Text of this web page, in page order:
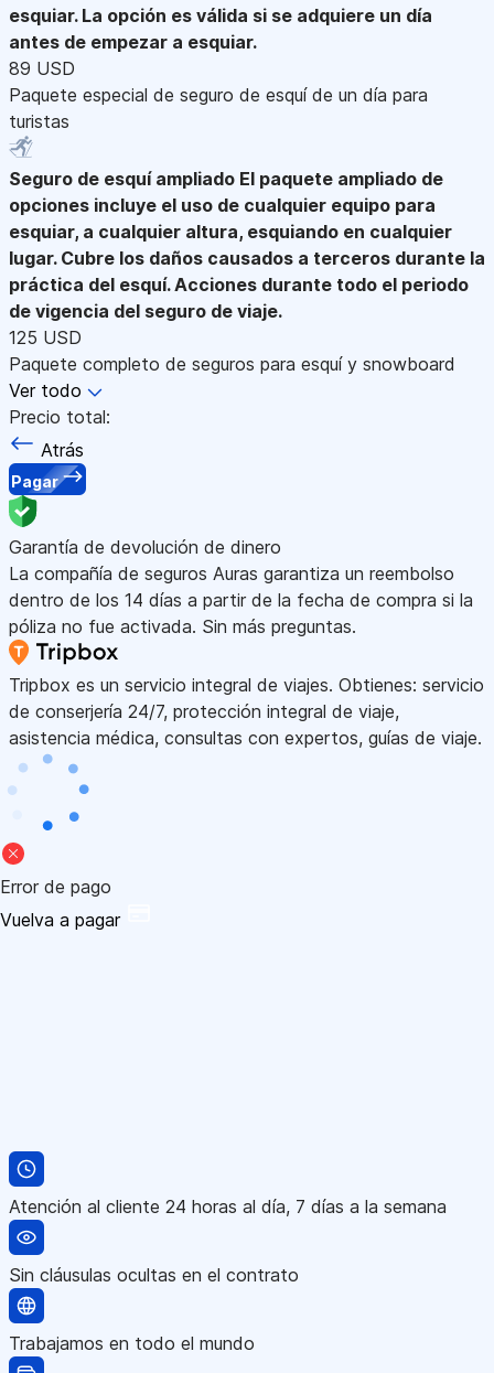
esquiar. La opción es válida si se adquiere un día
antes de empezar a esquiar.
89 USD
Paquete especial de seguro de esquí de un día para
turistas
Seguro de esquí ampliado El paquete ampliado de
opciones incluye el uso de cualquier equipo para
esquiar, a cualquier altura, esquiando en cualquier
lugar. Cubre los daños causados a terceros durante la
práctica del esquí. Acciones durante todo el periodo
de vigencia del seguro de viaje.
125 USD
Paquete completo de seguros para esquí y snowboard
Ver todo
Precio total:
Atrás
Pagar
Garantía de devolución de dinero
La compañía de seguros Auras garantiza un reembolso
dentro de los 14 días a partir de la fecha de compra si la
póliza no fue activada. Sin más preguntas.
Tripbox es un servicio integral de viajes. Obtienes: servicio
de conserjería 24/7, protección integral de viaje,
asistencia médica, consultas con expertos, guías de viaje.
Error de pago
Vuelva a pagar
Atención al cliente 24 horas al día, 7 días a la semana
Sin cláusulas ocultas en el contrato
Trabajamos en todo el mundo